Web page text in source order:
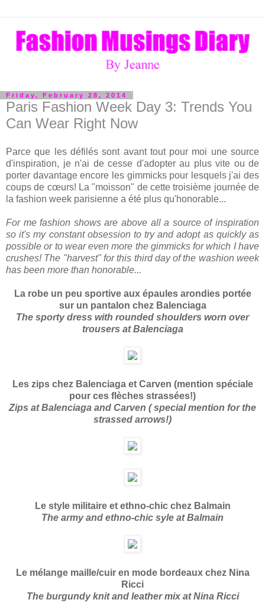
Friday, February 28, 2014
Paris Fashion Week Day 3: Trends You
Can Wear Right Now
Parce que les défilés sont avant tout pour moi une source
d'inspiration, je n'ai de cesse d'adopter au plus vite ou de
porter davantage encore les gimmicks pour lesquels j'ai des
coups de cœurs! La "moisson" de cette troisième journée de
la fashion week parisienne a été plus qu'honorable...
For me fashion shows are above all a source of inspiration
so it's my constant obsession to try and adopt as quickly as
possible or to wear even more the gimmicks for which I have
crushes! The "harvest" for this third day of the washion week
has been more than honorable...
La robe un peu sportive aux épaules arondies portée
sur un pantalon chez Balenciaga
The sporty dress with rounded shoulders worn over
trousers at Balenciaga
Les zips chez Balenciaga et Carven (mention spéciale
pour ces flèches strassées!)
Zips at Balenciaga and Carven ( special mention for the
strassed arrows!)
Le style militaire et ethno-chic chez Balmain
The army and ethno-chic syle at Balmain
Le mélange maille/cuir en mode bordeaux chez Nina
Ricci
The burgundy knit and leather mix at Nina Ricci